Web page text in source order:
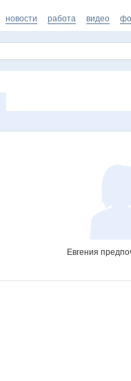
новости работа видео
Евгения